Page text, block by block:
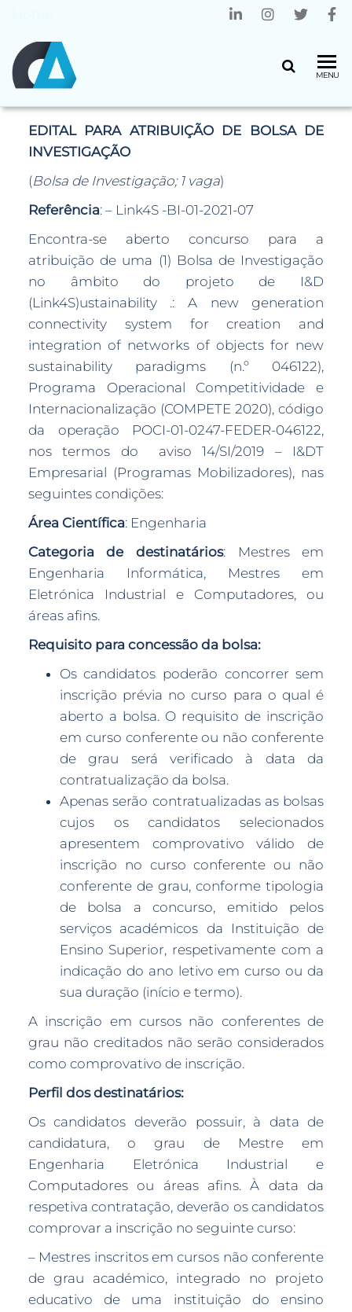
MENU
EDITAL PARA ATRIBUIÇÃO DE BOLSA DE
INVESTIGAÇÃO
(Bolsa de Investigação; 1 vaga)
Referência: – Link4S -BI-01-2021-07
Encontra-se aberto concurso para a
atribuição de uma (1) Bolsa de Investigação
no âmbito do projeto de I&D
(Link4S)ustainability .: A new generation
connectivity system for creation and
integration of networks of objects for new
sustainability paradigms (n.º 046122),
Programa Operacional Competitividade e
Internacionalização (COMPETE 2020), código
da operação POCI-01-0247-FEDER-046122,
nos termos do aviso 14/SI/2019 – I&DT
Empresarial (Programas Mobilizadores), nas
seguintes condições:
Área Científica: Engenharia
Categoria de destinatários: Mestres em
Engenharia Informática, Mestres em
Eletrónica Industrial e Computadores, ou
áreas afins.
Requisito para concessão da bolsa:
Os candidatos poderão concorrer sem
inscrição prévia no curso para o qual é
aberto a bolsa. O requisito de inscrição
em curso conferente ou não conferente
de grau será verificado à data da
contratualização da bolsa.
Apenas serão contratualizadas as bolsas
cujos os candidatos selecionados
apresentem comprovativo válido de
inscrição no curso conferente ou não
conferente de grau, conforme tipologia
de bolsa a concurso, emitido pelos
serviços académicos da Instituição de
Ensino Superior, respetivamente com a
indicação do ano letivo em curso ou da
sua duração (início e termo).
A inscrição em cursos não conferentes de
grau não creditados não serão considerados
como comprovativo de inscrição.
Perfil dos destinatários:
Os candidatos deverão possuir, à data de
candidatura, o grau de Mestre em
Engenharia Eletrónica Industrial e
Computadores ou áreas afins. À data da
respetiva contratação, deverão os candidatos
comprovar a inscrição no seguinte curso:
– Mestres inscritos em cursos não conferente
de grau académico, integrado no projeto
educativo de uma instituição do ensino